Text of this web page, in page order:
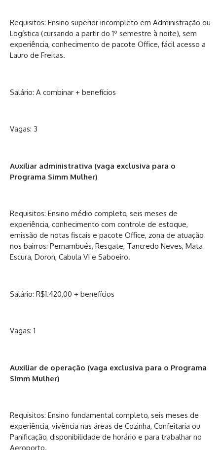
Requisitos: Ensino superior incompleto em Administração ou
Logística (cursando a partir do 1º semestre à noite), sem
experiência, conhecimento de pacote Office, fácil acesso a
Lauro de Freitas.
Salário: A combinar + benefícios
Vagas: 3
Auxiliar administrativa (vaga exclusiva para o
Programa Simm Mulher)
Requisitos: Ensino médio completo, seis meses de
experiência, conhecimento com controle de estoque,
emissão de notas fiscais e pacote Office, zona de atuação
nos bairros: Pernambués, Resgate, Tancredo Neves, Mata
Escura, Doron, Cabula VI e Saboeiro.
Salário: R$1.420,00 + benefícios
Vagas: 1
Auxiliar de operação (vaga exclusiva para o Programa
Simm Mulher)
Requisitos: Ensino fundamental completo, seis meses de
experiência, vivência nas áreas de Cozinha, Confeitaria ou
Panificação, disponibilidade de horário e para trabalhar no
Aeroporto.